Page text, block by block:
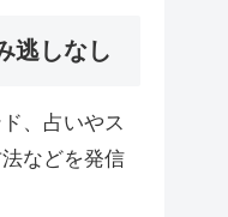
逃しなし
、占いやス
などを発信